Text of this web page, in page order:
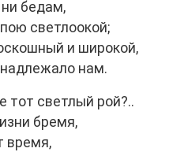
бедам,
светлоокой;
и широкой,
нам.
тот светлый рой?..
бремя,
время,